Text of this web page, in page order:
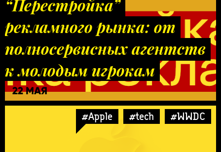
“Перестройка”
рекламного рынка: от
полносервисных агентств
к молодым игрокам
22 МАЯ
#Apple #tech #WWDC